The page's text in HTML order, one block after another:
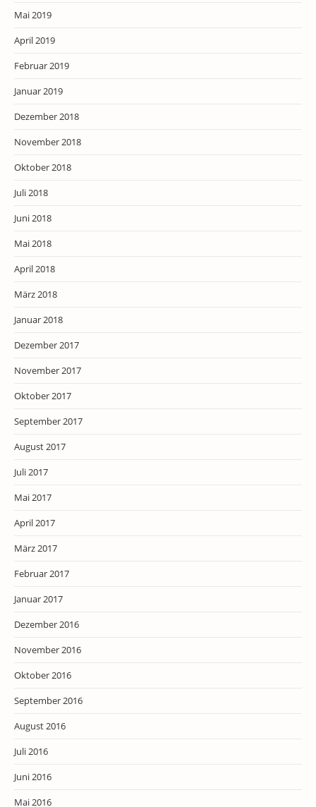
Mai 2019
April 2019
Februar 2019
Januar 2019
Dezember 2018
November 2018
Oktober 2018
Juli 2018
Juni 2018
Mai 2018
April 2018
März 2018
Januar 2018
Dezember 2017
November 2017
Oktober 2017
September 2017
August 2017
Juli 2017
Mai 2017
April 2017
März 2017
Februar 2017
Januar 2017
Dezember 2016
November 2016
Oktober 2016
September 2016
August 2016
Juli 2016
Juni 2016
Mai 2016